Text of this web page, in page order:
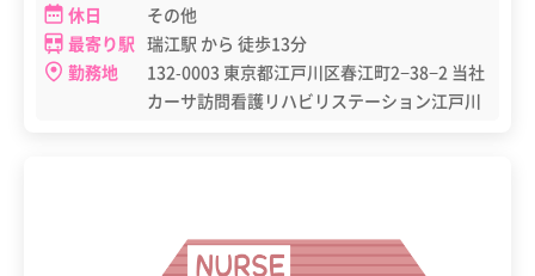
休日
その他
最寄り駅 瑞江駅 から 徒歩13分
勤務地
132-0003 東京都江戸川区春江町2−38−2 当社
カーサ訪問看護リハビリステーション江戸川